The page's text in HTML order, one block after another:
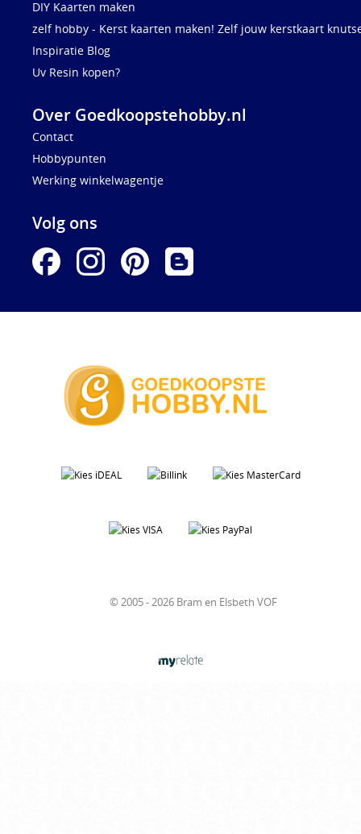
DIY Kaarten maken
zelf hobby - Kerst kaarten maken! Zelf jouw kerstkaart
Inspiratie Blog
Uv Resin kopen?
Over Goedkoopstehobby.nl
Contact
Hobbypunten
Werking winkelwagentje
Volg ons
© 2005 - 2026 Bram en Elsbeth VOF